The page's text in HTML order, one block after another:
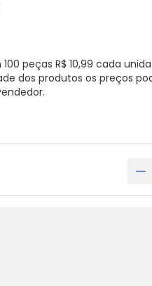
peças R$ 10,99 cada
dos produtos os preços